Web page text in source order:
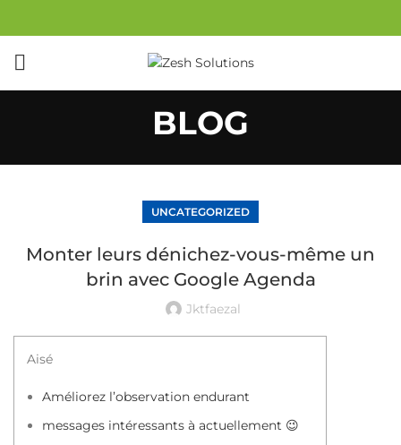
BLOG
UNCATEGORIZED
Monter leurs dénichez-vous-même un
brin avec Google Agenda
Jktfaezal
Aisé
Améliorez l’observation endurant
messages intéressants à actuellement 😉